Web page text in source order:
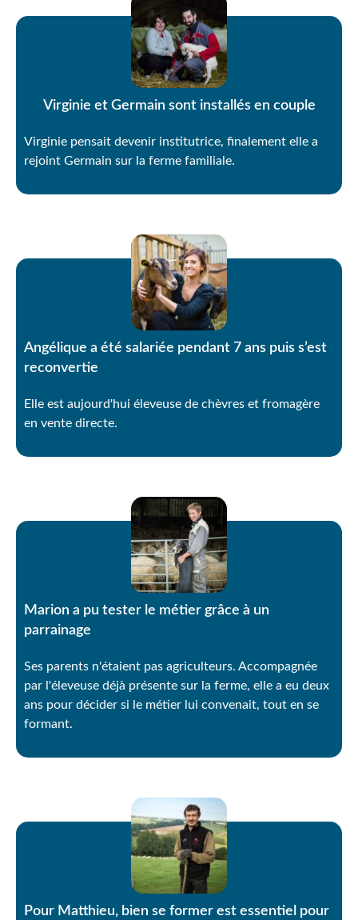
Virginie et Germain sont installés en couple
Virginie pensait devenir institutrice, finalement elle a
rejoint Germain sur la ferme familiale.
Angélique a été salariée pendant 7 ans puis s’est
reconvertie
Elle est aujourd'hui éleveuse de chèvres et fromagère
en vente directe.
Marion a pu tester le métier grâce à un
parrainage
Ses parents n'étaient pas agriculteurs. Accompagnée
par l'éleveuse déjà présente sur la ferme, elle a eu deux
ans pour décider si le métier lui convenait, tout en se
formant.
Pour Matthieu, bien se former est essentiel pour